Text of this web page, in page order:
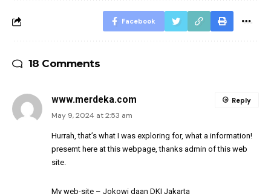
Facebook
18 Comments
www.merdeka.com
May 9, 2024 at 2:53 am
Hurrah, that’s what I was exploring for, what a information!
presemt here at this webpage, thanks admin of this web
site.
My web-site – Jokowi daan DKI Jakarta
Reply